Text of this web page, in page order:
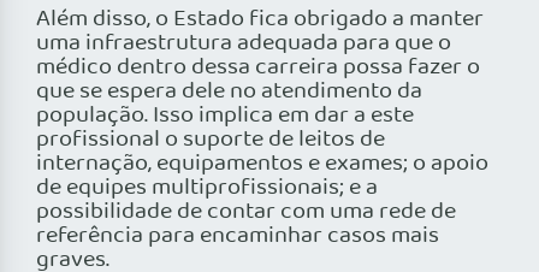
Além disso, o Estado fica obrigado a manter
uma infraestrutura adequada para que o
médico dentro dessa carreira possa fazer o
que se espera dele no atendimento da
população. Isso implica em dar a este
profissional o suporte de leitos de
internação, equipamentos e exames; o apoio
de equipes multiprofissionais; e a
possibilidade de contar com uma rede de
referência para encaminhar casos mais
graves.